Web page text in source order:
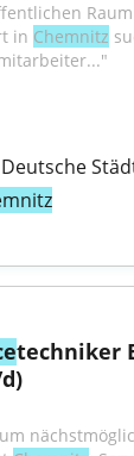
in Chemnitz
techniker